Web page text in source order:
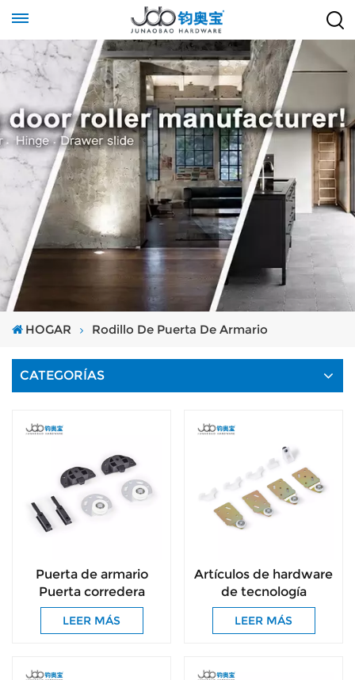
HOGAR Rodillo De Puerta De Armario
CATEGORÍAS
Puerta de armario
Puerta corredera
inferior Puerta
corredera en tándem
LEER MÁS
Artículos de hardware
de tecnología
sofisticada
LEER MÁS